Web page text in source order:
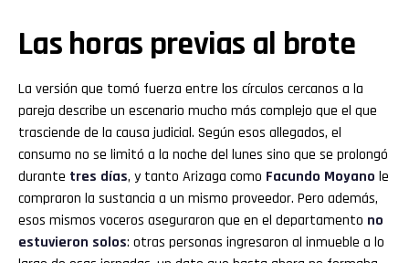
Las horas previas al brote
La versión que tomó fuerza entre los círculos cercanos a la
pareja describe un escenario mucho más complejo que el que
trasciende de la causa judicial. Según esos allegados, el
consumo no se limitó a la noche del lunes sino que se prolongó
durante tres días, y tanto Arizaga como Facundo Moyano le
compraron la sustancia a un mismo proveedor. Pero además,
esos mismos voceros aseguraron que en el departamento no
estuvieron solos: otras personas ingresaron al inmueble a lo